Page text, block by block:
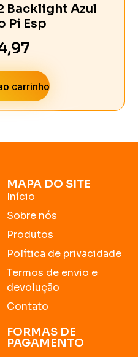
Backlight Azul
Pi Esp
carrinho
MAPA DO SITE
Início
Sobre nós
Produtos
Política de privacidade
Termos de envio e
devolução
Contato
FORMAS DE
PAGAMENTO